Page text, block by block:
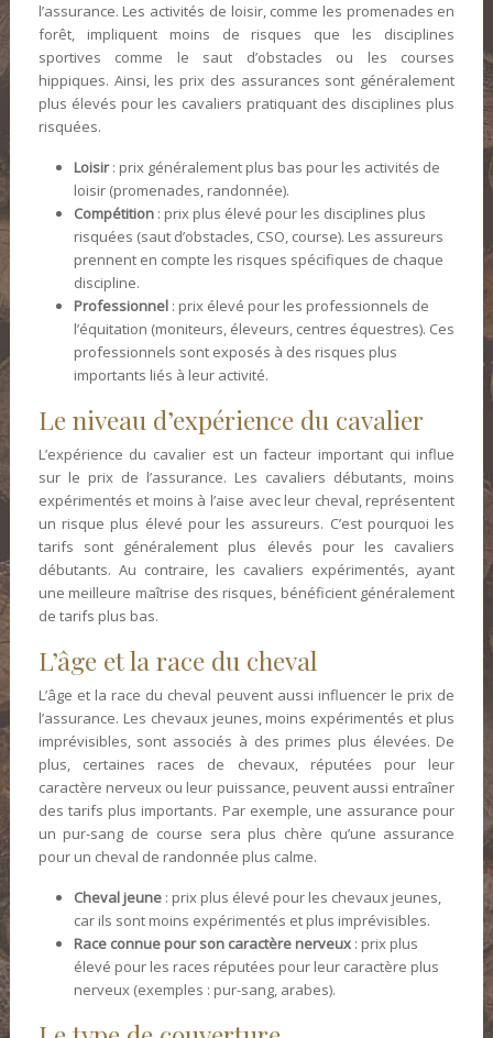
l’assurance. Les activités de loisir, comme les promenades en
forêt, impliquent moins de risques que les disciplines
sportives comme le saut d’obstacles ou les courses
hippiques. Ainsi, les prix des assurances sont généralement
plus élevés pour les cavaliers pratiquant des disciplines plus
risquées.
Loisir: prix généralement plus bas pour les activités de
loisir (promenades, randonnée).
Compétition : prix plus élevé pour les disciplines plus
risquées (saut d’obstacles, CSO, course). Les assureurs
prennent en compte les risques spécifiques de chaque
discipline.
Professionnel : prix élevé pour les professionnels de
l’équitation (moniteurs, éleveurs, centres équestres). Ces
professionnels sont exposés à des risques plus
importants liés à leur activité.
Le niveau d’expérience du cavalier
L’expérience du cavalier est un facteur important qui influe
sur le prix de l’assurance. Les cavaliers débutants, moins
expérimentés et moins à l’aise avec leur cheval, représentent
un risque plus élevé pour les assureurs. C’est pourquoi les
tarifs sont généralement plus élevés pour les cavaliers
débutants. Au contraire, les cavaliers expérimentés, ayant
une meilleure maîtrise des risques, bénéficient généralement
de tarifs plus bas.
L’âge et la race du cheval
L’âge et la race du cheval peuvent aussi influencer le prix de
l’assurance. Les chevaux jeunes, moins expérimentés et plus
imprévisibles, sont associés à des primes plus élevées. De
plus, certaines races de chevaux, réputées pour leur
caractère nerveux ou leur puissance, peuvent aussi entraîner
des tarifs plus importants. Par exemple, une assurance pour
un pur-sang de course sera plus chère qu’une assurance
pour un cheval de randonnée plus calme.
Cheval jeune : prix plus élevé pour les chevaux jeunes,
car ils sont moins expérimentés et plus imprévisibles.
Race connue pour son caractère nerveux : prix plus
élevé pour les races réputées pour leur caractère plus
nerveux (exemples : pur-sang, arabes).